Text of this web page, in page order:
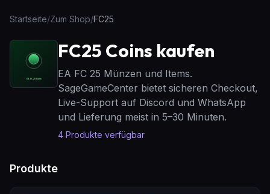
Startseite/Zum Shop/FC25
FC25 Coins kaufen
EA FC 25 Münzen und Items.
SageGameCenter bietet sicheren Checkout,
Live-Support auf Discord und WhatsApp
und Lieferung meist in 5–30 Minuten.
4 Produkte verfügbar
Produkte